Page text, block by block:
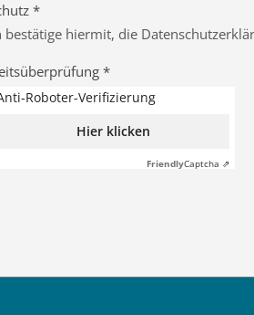
*
bestätige hiermit, die
*
Roboter-Verifizierung
Hier klicken
FriendlyCaptcha ⇗